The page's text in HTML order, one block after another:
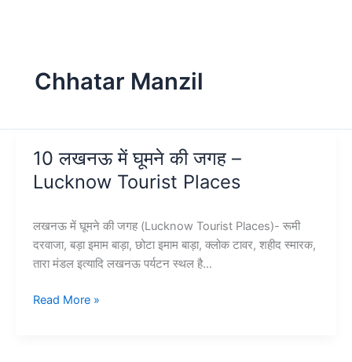
Chhatar Manzil
10 लखनऊ में घूमने की जगह –
Lucknow Tourist Places
लखनऊ में घूमने की जगह (Lucknow Tourist Places)- रूमी
दरवाजा, बड़ा इमाम बाड़ा, छोटा इमाम बाड़ा, क्लोक टावर, शहीद स्मारक,
तारा मंडल इत्यादि लखनऊ पर्यटन स्थल है…
10
Read More »